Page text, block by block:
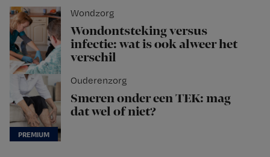
Wondzorg
Wondontsteking versus
infectie: wat is ook alweer het
verschil
Ouderenzorg
Smeren onder een TEK: mag
dat wel of niet?